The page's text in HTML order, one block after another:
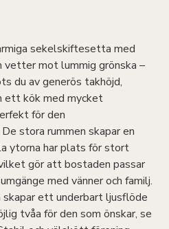
sekelskiftesetta med
mot lummig grönska –
du av generös takhöjd,
ett kök med mycket
för den
stora rummen skapar en
ytorna har plats för stort
gör att bostaden passar
med vänner och familj.
ett underbart ljusflöde
tvåa för den som önskar, se